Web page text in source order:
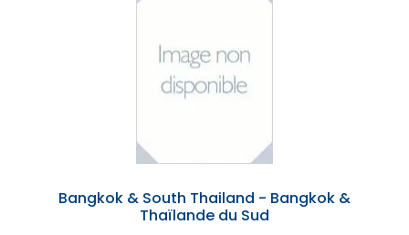
Bangkok & South Thailand - Bangkok &
Thaïlande du Sud